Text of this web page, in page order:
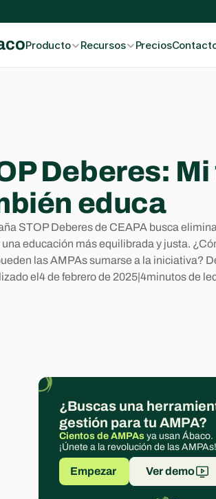
Deberes:
educa
STOP Deberes de CEAPA busca
educación más equilibrada y justa.
las AMPAs sumarse a la iniciativa?
el4 de febrero de 2025|4minutos de
¿Buscas una
gestión para tu AMPA?
Cientos de AMPAs ya usan Ábaco.
¡Únete a la revolución de las AMPAs!
Empezar Ver demo
Producto Recursos Precios